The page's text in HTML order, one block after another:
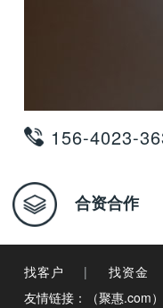
156-4023-
合资合作
找客户 | 找资金
友情链接：（聚惠.com）